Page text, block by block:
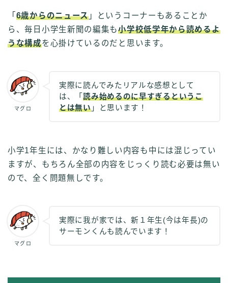
「 6歳からのニュース 」というコーナーもあることか
ら、毎日小学生新聞の編集も小学校低学年から読めるよ
うな構成を心掛けているのだと思います。
マグロ
実際に読んでみたリアルな感想として
は、「読み始めるのに早すぎるというこ
とは無い」と思います！
小学1年生には、かなり難しい内容も中には混じってい
ますが、もちろん全部の内容をじっくり読む必要は無い
ので、全く問題無しです。
マグロ
実際に我が家では、新１年生(今は年長)の
サーモンくんも読んでいます！